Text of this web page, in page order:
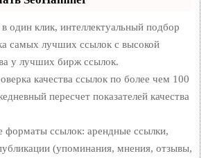
клик, интеллектуальный подбор
самых лучших ссылок с высокой
у лучших бирж ссылок.
качества ссылок по более чем 100
пересчет показателей качества
форматы ссылок: арендные ссылки,
(упоминания, мнения, отзывы,